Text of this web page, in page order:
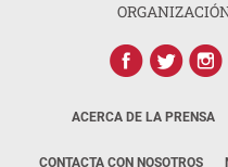
ACERCA DE LA PRENSA
CONTACTA CON NOSOTROS